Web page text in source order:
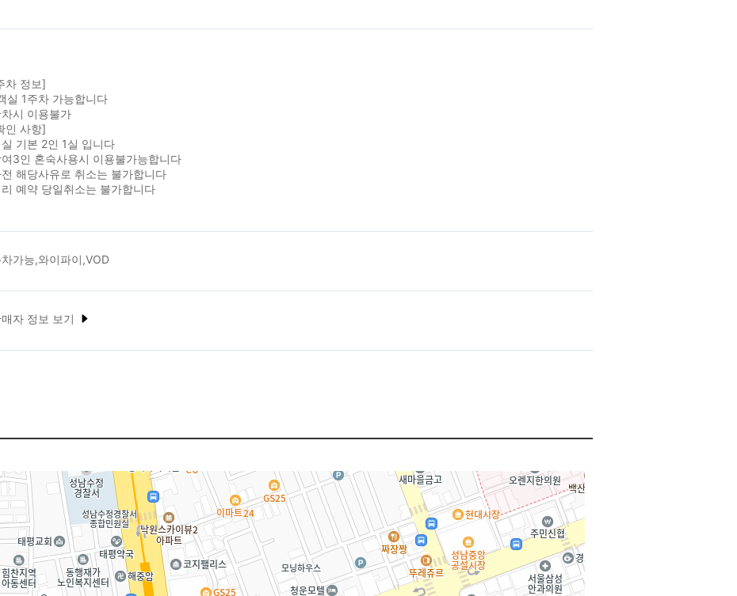
차 정보]
실 1주차 가능합니다
차시 이용불가
인 사항]
실 기본 2인 1실 입니다
여3인 혼숙사용시 이용불가능합니다
해당사유로 취소는 불가합니다
리 예약 당일취소는 불가합니다
차가능,와이파이,VOD
자 정보 보기